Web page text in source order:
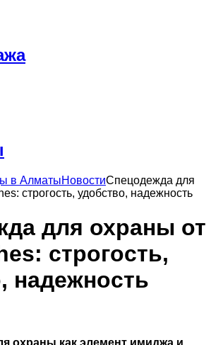
в АлматыНовостиСпецодежда для
строгость, удобство, надежность
для охраны от
строгость,
надежность